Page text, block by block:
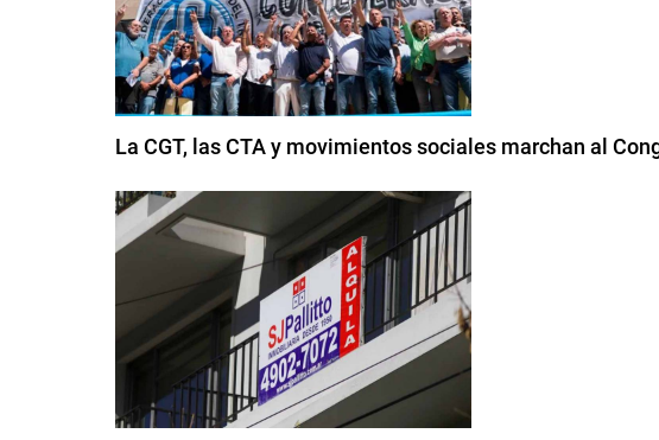
La CGT, las CTA y movimientos sociales marchan al